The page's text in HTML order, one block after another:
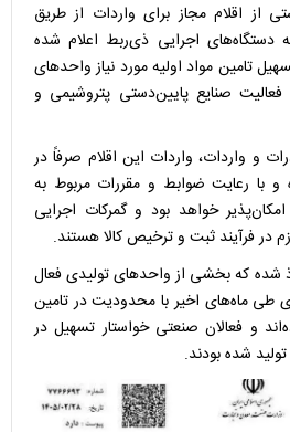
از اقلام مجاز برای واردات از طریق
دستگاه‌های اجرایی ذی‌ربط اعلام شده
تامین مواد اولیه مورد نیاز واحدهای
صنایع پایین‌دستی پتروشیمی و
و واردات، واردات این اقلام صرفاً در
با رعایت ضوابط و مقررات مربوط به
خواهد بود و گمرکات اجرایی
در فرآیند ثبت و ترخیص کالا هستند.
شده که بخشی از واحدهای تولیدی فعال
طی ماه‌های اخیر با محدودیت در تامین
و فعالان صنعتی خواستار تسهیل در
تولید شده بودند.